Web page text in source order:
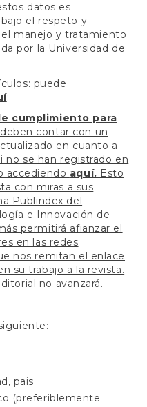
datos es
el respeto y
el manejo y tratamiento
por la Universidad de
puede
:
cumplimiento para
deben contar con un
en cuanto a
no se han registrado en
accediendo aquí. Esto
con miras a sus
Publindex del
e Innovación de
permitirá afianzar el
en las redes
nos remitan el enlace
su trabajo a la revista.
no avanzará.
pais
(preferiblemente